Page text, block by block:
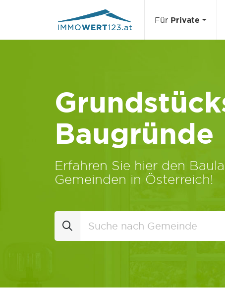
Für Private
Baugründe
Erfahren Sie hier den
Gemeinden in Österreich!